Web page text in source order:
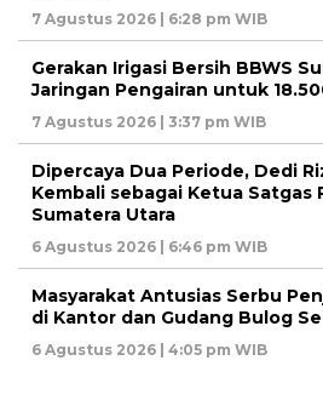
7 Agustus 2026 | 6:28 pm WIB
Gerakan Irigasi Bersih BBWS
Jaringan Pengairan untuk
7 Agustus 2026 | 3:37 pm WIB
Dipercaya Dua Periode, Dedi
Kembali sebagai Ketua Satgas
Sumatera Utara
6 Agustus 2026 | 6:46 pm WIB
Masyarakat Antusias Serbu
di Kantor dan Gudang Bulog
6 Agustus 2026 | 4:05 pm WIB